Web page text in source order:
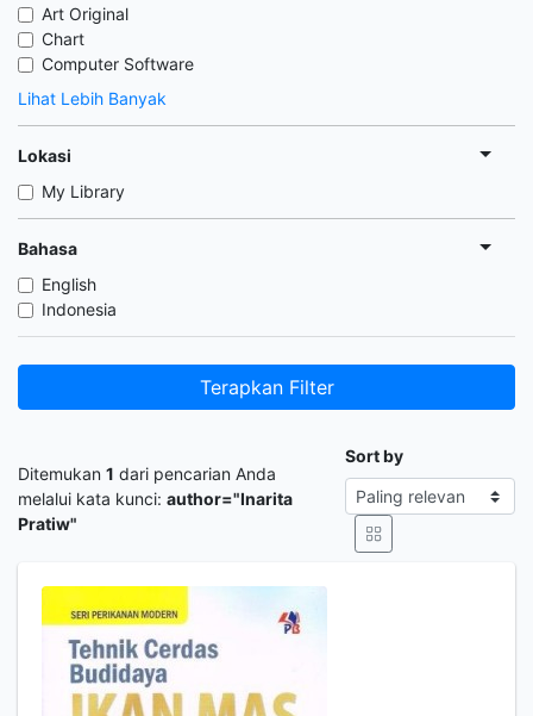
Art Original
Chart
Computer Software
Lihat Lebih Banyak
Lokasi
My Library
Bahasa
English
Indonesia
Terapkan Filter
Ditemukan 1 dari pencarian Anda
melalui kata kunci: author="Inarita
Pratiw"
Sort by